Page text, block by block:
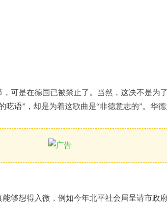
可是在德国已被禁止了。当然，这决不是为
语”，却是为着这歌曲是“非德意志的”。华德
够想得入微，例如今年北平社会局呈请市政